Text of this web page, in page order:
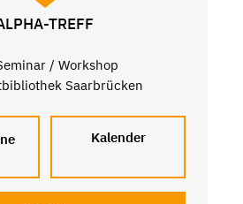
TREFF
/ Workshop
Saarbrücken
Kalender